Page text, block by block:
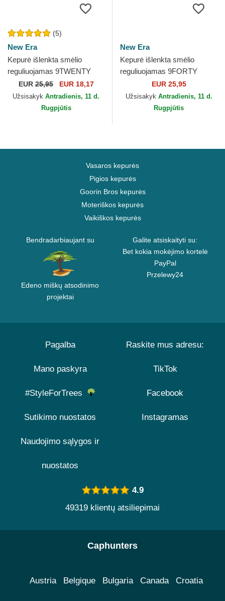
(5)
New Era
Kepurė išlenkta smėlio
reguliuojamas 9TWENTY
League Essential Los
Angeles Dodgers MLB New
EUR25,95 EUR 18,17
Užsisakyk Antradienis, 11 d.
Rugpjūtis
New Era
Kepurė išlenkta smėlio
reguliuojamas 9FORTY
League Essential New York
Yankees MLB New Era
EUR 25,95
Užsisakyk Antradienis, 11 d.
Rugpjūtis
Vasaros kepurės
Pigios kepurės
Goorin Bros kepurės
Moteriškos kepurės
Vaikiškos kepurės
Bendradarbiaujant su
Edeno miškų atsodinimo
projektai
Galite atsiskaityti su:
Bet kokia mokėjimo kortelė
PayPal
Przelewy24
Pagalba
Mano paskyra
#StyleForTrees
Sutikimo nuostatos
Naudojimo sąlygos ir
nuostatos
Raskite mus adresu:
TikTok
Facebook
Instagramas
4.9
49319 klientų atsiliepimai
Caphunters
Austria Belgique Bulgaria Canada Croatia